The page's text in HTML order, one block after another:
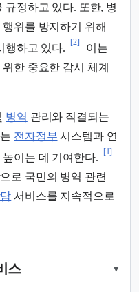
규정하고 있다. 또한, 병
위를 방지하기 위해
행하고 있다.
[2]
이는
한 중요한 감시 체계
병역 관리와 직결되는
전자정부 시스템과 연
이는 데 기여한다.
[1]
로 국민의 병역 관련
서비스를 지속적으로
스 ▾